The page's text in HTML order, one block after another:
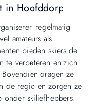
in Hoofddorp
regelmatig
amateurs als
bieden skiers de
te verbeteren en zich
dragen ze
de regio en zorgen ze
onder skiliefhebbers.